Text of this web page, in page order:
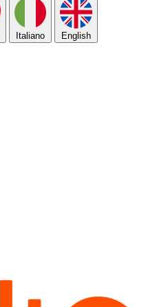
Italiano English